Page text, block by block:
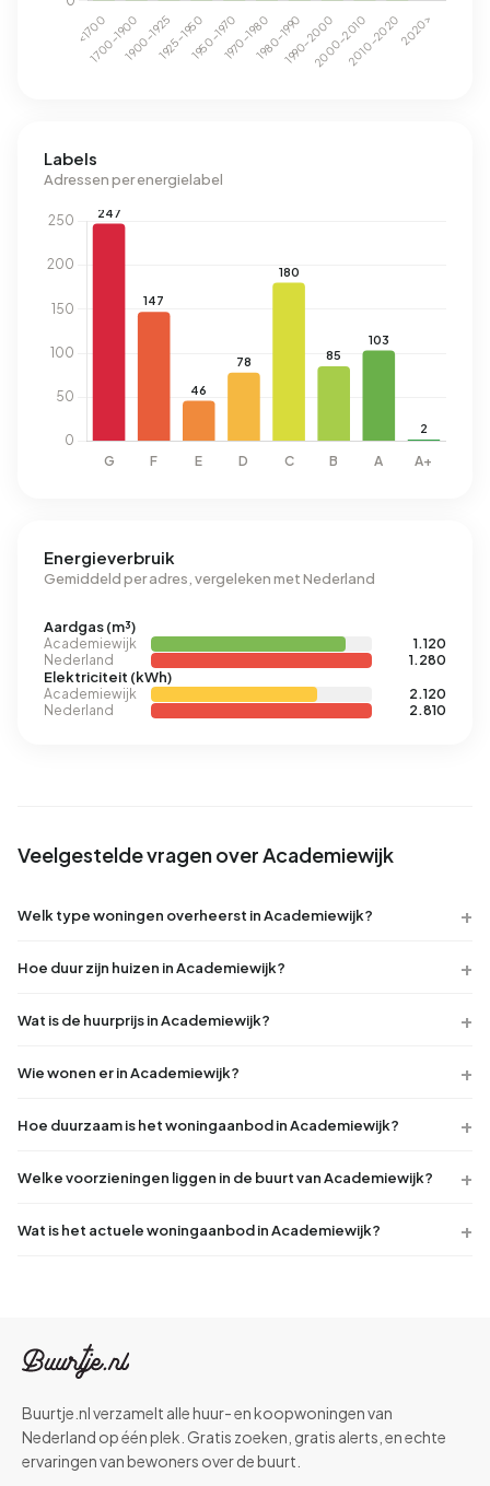
Labels
Adressen per energielabel
Energieverbruik
Gemiddeld per adres, vergeleken met Nederland
Aardgas (m³)
Academiewijk
1.120
Nederland
1.280
Elektriciteit (kWh)
Academiewijk
2.120
Nederland
2.810
Veelgestelde vragen over Academiewijk
Welk type woningen overheerst in Academiewijk?
Hoe duur zijn huizen in Academiewijk?
Wat is de huurprijs in Academiewijk?
Wie wonen er in Academiewijk?
Hoe duurzaam is het woningaanbod in Academiewijk?
Welke voorzieningen liggen in de buurt van Academiewijk?
Wat is het actuele woningaanbod in Academiewijk?
Buurtje.nl verzamelt alle huur- en koopwoningen van
Nederland op één plek. Gratis zoeken, gratis alerts, en echte
ervaringen van bewoners over de buurt.